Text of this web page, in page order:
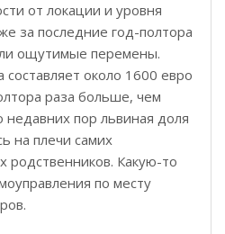
от локации и уровня
за последние год-полтора
ощутимые перемены.
около 1600 евро
раза больше, чем
пор львиная доля
на плечи самих
родственников. Какую-то
по месту